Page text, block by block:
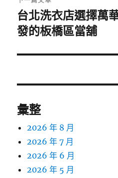
下
一
文
台北洗衣店選擇萬
發的板橋區當舖
彙整
2026 年 8 月
2026 年 7 月
2026 年 6 月
2026 年 5 月